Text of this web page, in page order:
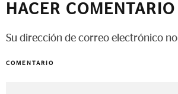
HACER COMENTARIO
Su dirección de correo electrónico
COMENTARIO